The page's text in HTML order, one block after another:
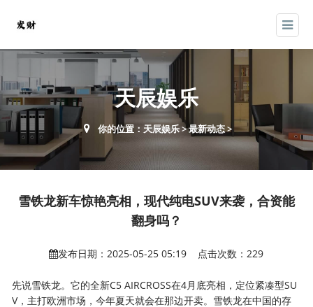
天辰娱乐
你的位置： 天辰娱乐>最新动态>
雪铁龙新车惊艳亮相，现代纯电SUV来袭，合资能
翻身吗？
发布日期：2025-05-25 05:19 点击次数：229
先说雪铁龙。它的全新C5 AIRCROSS在4月底亮相，定位紧凑型SU
V，主打欧洲市场，今年夏天就会在那边开卖。雪铁龙在中国的存